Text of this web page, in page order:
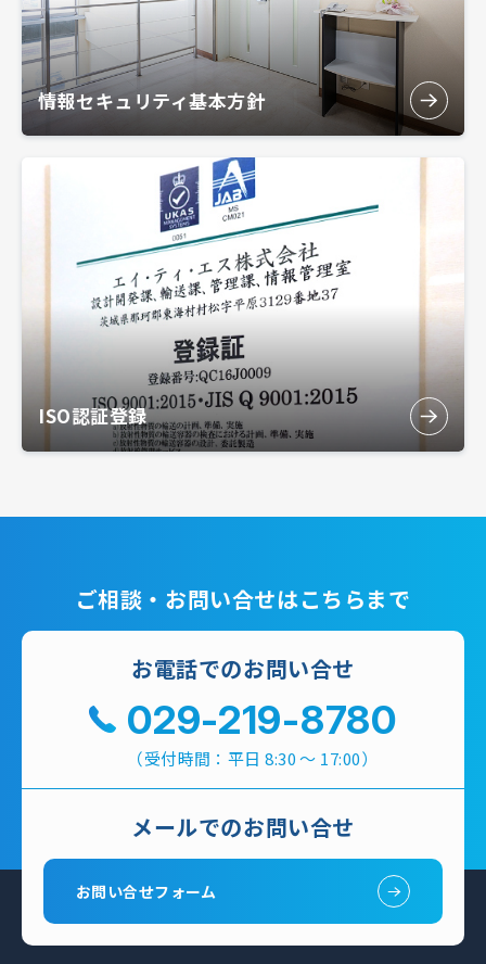
情報セキュリティ基本方針
ISO認証登録
ご相談・お問い合せはこちらまで
お電話でのお問い合せ
029-219-8780
（受付時間：平日 8:30 ～ 17:00）
メールでのお問い合せ
お問い合せフォーム